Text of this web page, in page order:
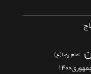
امام رضا(ع)